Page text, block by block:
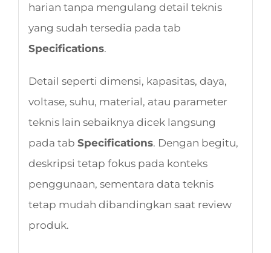
harian tanpa mengulang detail teknis
yang sudah tersedia pada tab
Specifications.
Detail seperti dimensi, kapasitas, daya,
voltase, suhu, material, atau parameter
teknis lain sebaiknya dicek langsung
pada tab Specifications. Dengan begitu,
deskripsi tetap fokus pada konteks
penggunaan, sementara data teknis
tetap mudah dibandingkan saat review
produk.